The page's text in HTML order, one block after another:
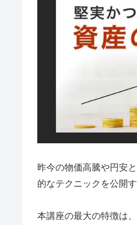
昨今の物価高騰や円安
的なテクニックを公開
本講座の最大の特徴は